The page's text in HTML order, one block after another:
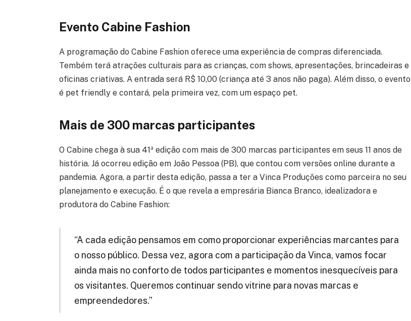
Evento Cabine Fashion
A programação do Cabine Fashion oferece uma experiência de compras diferenciada.
Tembém terá atrações culturais para as crianças, com shows, apresentações, brincadeiras e
oficinas criativas. A entrada será R$ 10,00 (criança até 3 anos não paga). Além disso, o evento
é pet friendly e contará, pela primeira vez, com um espaço pet.
Mais de 300 marcas participantes
O Cabine chega à sua 41ª edição com mais de 300 marcas participantes em seus 11 anos de
história. Já ocorreu edição em João Pessoa (PB), que contou com versões online durante a
pandemia. Agora, a partir desta edição, passa a ter a Vinca Produções como parceira no seu
planejamento e execução. É o que revela a empresária Bianca Branco, idealizadora e
produtora do Cabine Fashion:
“A cada edição pensamos em como proporcionar experiências marcantes para
o nosso público. Dessa vez, agora com a participação da Vinca, vamos focar
ainda mais no conforto de todos participantes e momentos inesquecíveis para
os visitantes. Queremos continuar sendo vitrine para novas marcas e
empreendedores.”